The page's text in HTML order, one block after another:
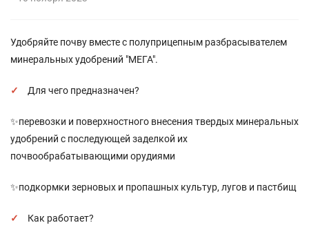
Удобряйте почву вместе с полуприцепным разбрасывателем
минеральных удобрений "МЕГА".
Для чего предназначен?
✨перевозки и поверхностного внесения твердых минеральных
удобрений с последующей заделкой их
почвообрабатывающими орудиями
✨подкормки зерновых и пропашных культур, лугов и пастбищ
Как работает?